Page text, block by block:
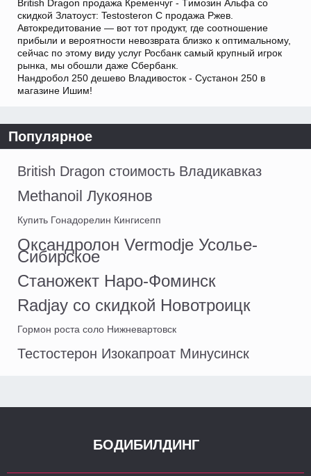
British Dragon продажа Кременчуг - Tимозин Альфа со
скидкой Златоуст: Testosteron C продажа Ржев.
Автокредитование — вот тот продукт, где соотношение
прибыли и вероятности невозврата близко к оптимальному,
сейчас по этому виду услуг Росбанк самый крупный игрок
рынка, мы обошли даже Сбербанк.
Нандробол 250 дешево Владивосток - Сустанон 250 в
магазине Ишим!
Популярное
British Dragon стоимость Владикавказ
Methanoil Лукоянов
Купить Гонадорелин Кингисепп
Оксандролон Vermodje Усолье-
Сибирское
Станожект Наро-Фоминск
Radjay со скидкой Новотроицк
Гормон роста соло Нижневартовск
Тестостерон Изокапроат Минусинск
БОДИБИЛДИНГ